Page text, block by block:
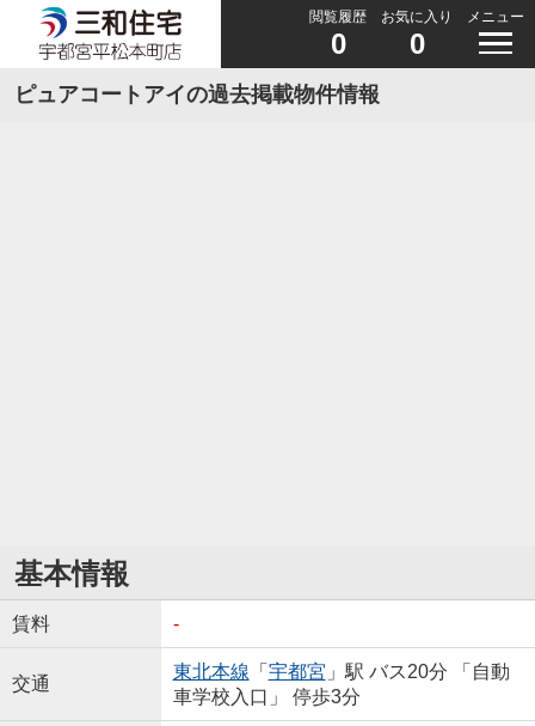
閲覧履歴
0
お気に入り
0
メニュー
ピュアコートアイの過去掲載物件情報
基本情報
賃料 -
交通
東北本線 「 宇都宮 」駅 バス20分 「自動
車学校入口」 停歩3分